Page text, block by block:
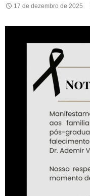
17 de dezembro de 2025